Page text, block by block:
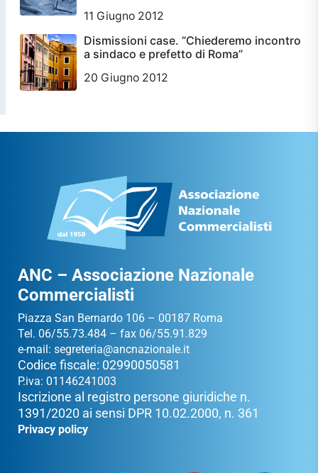
11 Giugno 2012
Dismissioni case. “Chiederemo incontro
a sindaco e prefetto di Roma”
20 Giugno 2012
ANC – Associazione Nazionale
Commercialisti
Piazza San Bernardo 106 – 00187 Roma
Tel. 06/55.73.484 – fax 06/55.91.829
e-mail: segreteria@ancnazionale.it
Codice fiscale: 02990050581
P.iva: 01146241003
Iscrizione al registro persone giuridiche n.
1391/2020 ai sensi DPR 10.02.2000, n. 361
Privacy policy